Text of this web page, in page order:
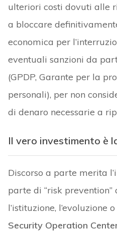
ulteriori costi dovuti alle
a bloccare
economica per
eventuali sanzioni da
(GPDP, Garante per la
personali), per non
di denaro necessarie a
Il vero investimento è
Discorso a parte merita
parte di “risk
l’istituzione, l’evoluzione
Security Operation